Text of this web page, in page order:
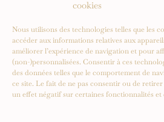
cookies
Nous utilisons des technologies telles que les
accéder aux informations relatives aux
améliorer l’expérience de navigation et pour
(non-)personnalisées. Consentir à ces
des données telles que le comportement de
ce site. Le fait de ne pas consentir ou de
un effet négatif sur certaines fonctionnalités et